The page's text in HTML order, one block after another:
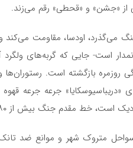
از «جشن» و «قحطی» رقم می‌زند.
می‌گذرد، اودسا، مقاومت
است- جایی که گربه‌های
«دریباسیوسکایا» جرعه جرعه
خط مقدم جنگ بیش از ۸۰مایل به سمت شرق نیست.
متروک شهر و موانع ضد